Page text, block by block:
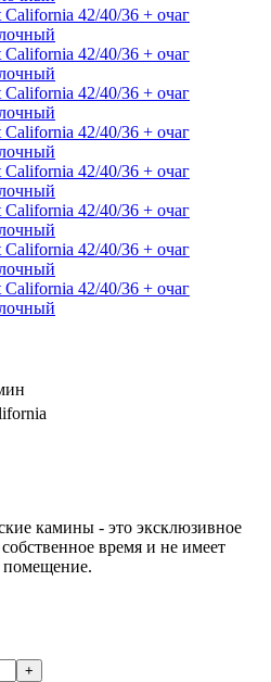
камины - это эксклюзивное
время и не имеет
помещение.
+